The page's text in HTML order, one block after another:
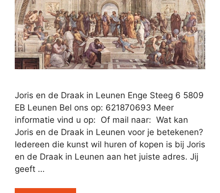
Joris en de Draak in Leunen Enge Steeg 6 5809
EB Leunen Bel ons op: 621870693 Meer
informatie vind u op: Of mail naar: Wat kan
Joris en de Draak in Leunen voor je betekenen?
Iedereen die kunst wil huren of kopen is bij Joris
en de Draak in Leunen aan het juiste adres. Jij
geeft …